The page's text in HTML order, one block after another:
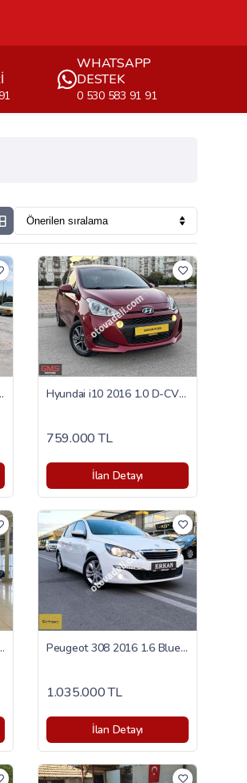
WHATSAPP
DESTEK
0 530 583 91 91
TDI Trendline Hyundai i10 2016 1.0 D-CVVT Style
759.000 TL
İlan Detayı
Blue DCI Touch Peugeot 308 2016 1.6 BlueHDi Active
1.035.000 TL
İlan Detayı